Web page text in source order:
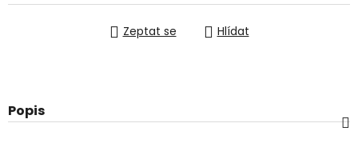
Zeptat se Hlídat
Popis